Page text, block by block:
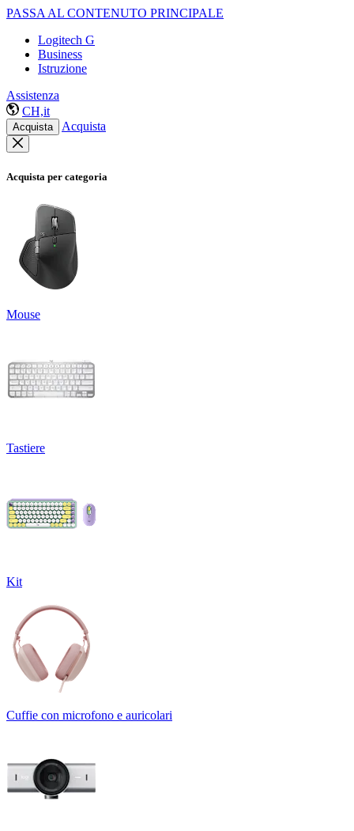
PASSA AL CONTENUTO PRINCIPALE
Logitech G
Business
Istruzione
Assistenza
CH,it
Acquista Acquista
Acquista per categoria
Mouse
Tastiere
Kit
Cuffie con microfono e auricolari